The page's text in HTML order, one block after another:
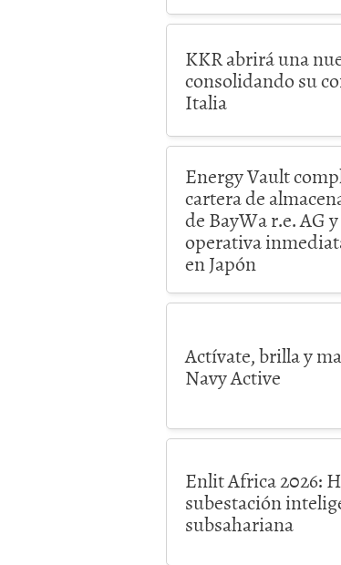
KKR abrirá una
consolidando su
Italia
Energy Vault
cartera de
de BayWa r.e. AG
operativa
en Japón
Actívate, brilla y
Navy Active
Enlit Africa 2026:
subestación
subsahariana